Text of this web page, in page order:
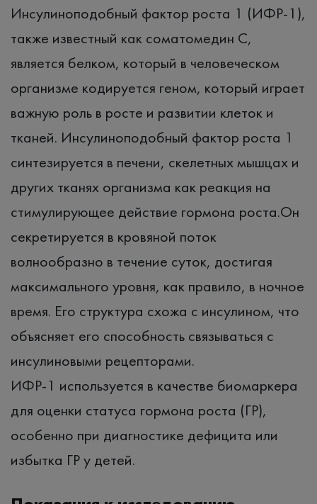
Инсулиноподобный фактор роста 1 (ИФР-1),
также известный как соматомедин C,
является белком, который в человеческом
организме кодируется геном, который играет
важную роль в росте и развитии клеток и
тканей. Инсулиноподобный фактор роста 1
синтезируется в печени, скелетных мышцах и
других тканях организма как реакция на
стимулирующее действие гормона роста.Он
секретируется в кровяной поток
волнообразно в течение суток, достигая
максимального уровня, как правило, в ночное
время. Его структура схожа с инсулином, что
объясняет его способность связываться с
инсулиновыми рецепторами.
ИФР-1 используется в качестве биомаркера
для оценки статуса гормона роста (ГР),
особенно при диагностике дефицита или
избытка ГР у детей.